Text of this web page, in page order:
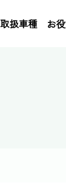
取扱車種 お